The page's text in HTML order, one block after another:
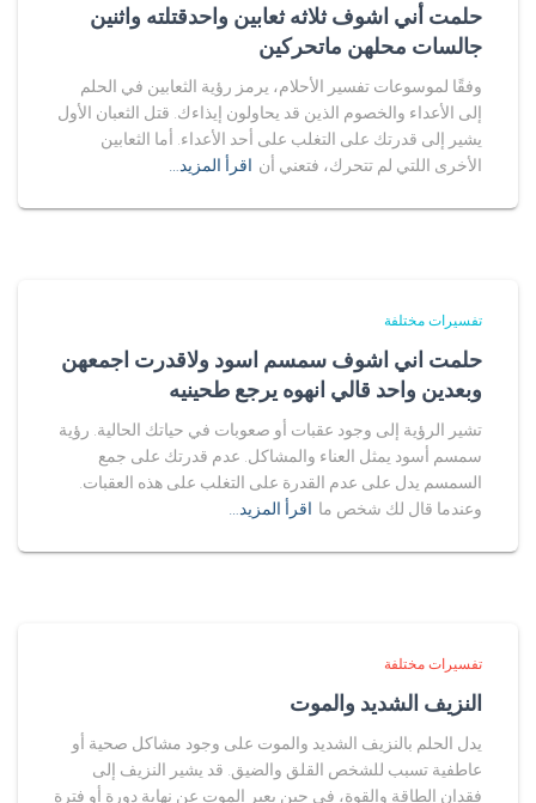
حلمت أني اشوف ثلاثه ثعابين واحدقتلته واثنين
جالسات محلهن ماتحركين
وفقًا لموسوعات تفسير الأحلام، يرمز رؤية الثعابين في الحلم
إلى الأعداء والخصوم الذين قد يحاولون إيذاءك. قتل الثعبان الأول
يشير إلى قدرتك على التغلب على أحد الأعداء. أما الثعابين
الأخرى اللتي لم تتحرك، فتعني أن اقرأ المزيد…
تفسيرات مختلفة
حلمت اني اشوف سمسم اسود ولاقدرت اجمعهن
وبعدين واحد قالي انهوه يرجع طحينيه
تشير الرؤية إلى وجود عقبات أو صعوبات في حياتك الحالية. رؤية
سمسم أسود يمثل العناء والمشاكل. عدم قدرتك على جمع
السمسم يدل على عدم القدرة على التغلب على هذه العقبات.
وعندما قال لك شخص ما اقرأ المزيد…
تفسيرات مختلفة
النزيف الشديد والموت
يدل الحلم بالنزيف الشديد والموت على وجود مشاكل صحية أو
عاطفية تسبب للشخص القلق والضيق. قد يشير النزيف إلى
فقدان الطاقة والقوة، في حين يعبر الموت عن نهاية دورة أو فترة